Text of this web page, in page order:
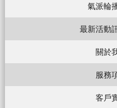
氣派輪
最新活動
關於
服務
客戶